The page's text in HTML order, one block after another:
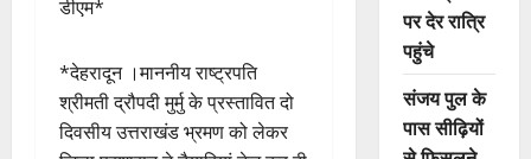
डीएम*
*देहरादून ।माननीय राष्ट्रपति
श्रीमती द्रौपदी मुर्मु के प्रस्तावित दो
दिवसीय उत्तराखंड भ्रमण को लेकर
पर देर रात्रि
पहुंचे
संजय पुल के
पास सीढ़ियों